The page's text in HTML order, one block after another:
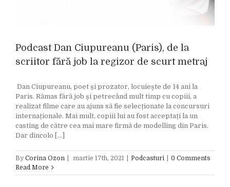
Podcast Dan Ciupureanu (Paris), de la
scriitor fără job la regizor de scurt metraj
Dan Ciupureanu, poet și prozator, locuiește de 14 ani la
Paris. Rămas fără job și petrecând mult timp cu copiii, a
realizat filme care au ajuns să fie selecționate la concursuri
internaționale. Mai mult, copiii lui au fost acceptați la un
casting de către cea mai mare firmă de modelling din Paris.
Dar dincolo [...]
By Corina Ozon martie 17th, 2021 Podcasturi
0 Comments
Read More